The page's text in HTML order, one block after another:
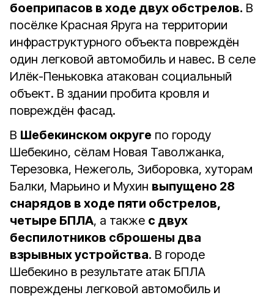
боеприпасов в ходе двух обстрелов. В
посёлке Красная Яруга на территории
инфраструктурного объекта повреждён
один легковой автомобиль и навес. В селе
Илёк-Пеньковка атакован социальный
объект. В здании пробита кровля и
повреждён фасад.
В Шебекинском округе по городу
Шебекино, сёлам Новая Таволжанка,
Терезовка, Нежеголь, Зиборовка, хуторам
Балки, Марьино и Мухин выпущено 28
снарядов в ходе пяти обстрелов,
четыре БПЛА, а также с двух
беспилотников сброшены два
взрывных устройства. В городе
Шебекино в результате атак БПЛА
повреждены легковой автомобиль и